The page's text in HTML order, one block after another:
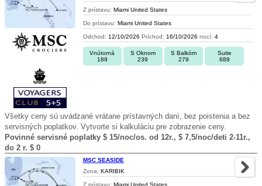
Z prístavu: Miami United States
Do prístavu: Miami United States
Odchod: 12/10/2026 Príchod: 16/10/2026 nocí: 4
Vnútorná
189
S Oknom
239
S Balkóm
279
Suite
689
Všetky ceny sú uvádzané vrátane prístavných daní, bez poistenia a bez
servisných poplatkov. Vytvorte si kalkuláciu pre zobrazenie ceny.
Povinné servisné poplatky $ 15/noc/os. od 12r., $ 7,5/noc/deti 2-11r.,
do 2 r. $ 0
MSC SEASIDE
Zona: KARIBIK
Z prístavu: Miami United States